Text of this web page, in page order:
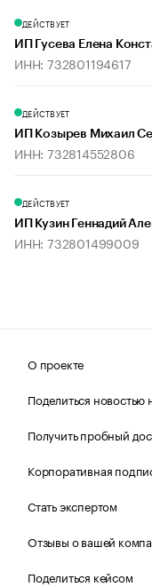
ДЕЙСТВУЕТ
ИП Гусева Елена
ИНН: 732801194617
ДЕЙСТВУЕТ
ИП Козырев Михаил
ИНН: 732814552806
ДЕЙСТВУЕТ
ИП Кузин Геннадий
ИНН: 732801499009
О проекте
Поделиться новостью
Получить пробный
Корпоративная
Стать экспертом
Отзывы о вашей
Поделиться кейсом